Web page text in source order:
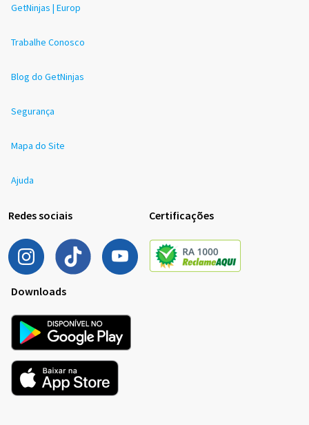
GetNinjas | Europ
Trabalhe Conosco
Blog do GetNinjas
Segurança
Mapa do Site
Ajuda
Redes sociais Certificações
Downloads